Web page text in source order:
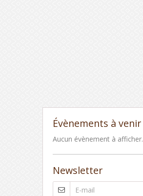
Évènements à venir
Aucun évènement à afficher.
Newsletter